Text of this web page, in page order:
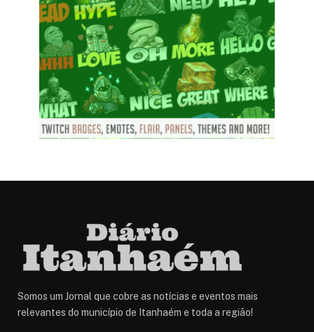
Somos um Jornal que cobre as notícias e eventos mais
relevantes do município de Itanhaém e toda a região!